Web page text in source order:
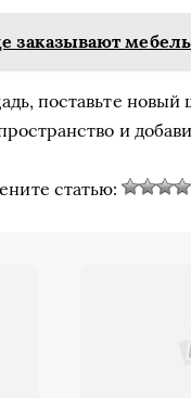
заказывают
поставьте
и
статью: